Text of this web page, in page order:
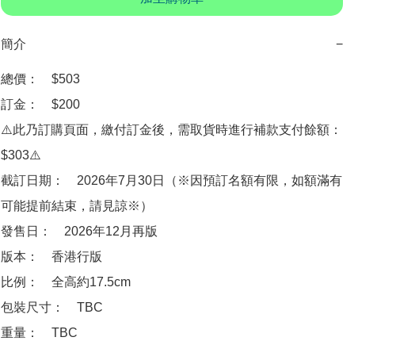
簡介 −
總價：　$503
訂金：　$200
⚠️此乃訂購頁面，繳付訂金後，需取貨時進行補款支付餘額：
$303⚠️
截訂日期：　2026年7月30日（※因預訂名額有限，如額滿有
可能提前結束，請見諒※）
發售日：　2026年12月再版
版本：　香港行版
比例：　全高約17.5cm
包裝尺寸：　TBC
重量：　TBC